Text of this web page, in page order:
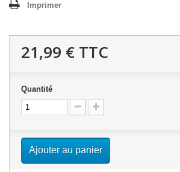
Imprimer
21,99 € TTC
Quantité
Ajouter au panier